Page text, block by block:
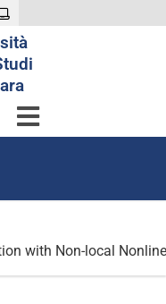
with Non-local